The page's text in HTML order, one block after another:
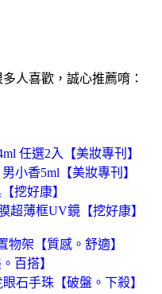
人喜歡，誠心推薦唷：
任選2入【美妝專刊】
小香5ml【美妝專刊】
挖好康】
超薄框UV鏡【挖好康】
物架【質感。舒適】
百搭】
石手珠【破盤。下殺】